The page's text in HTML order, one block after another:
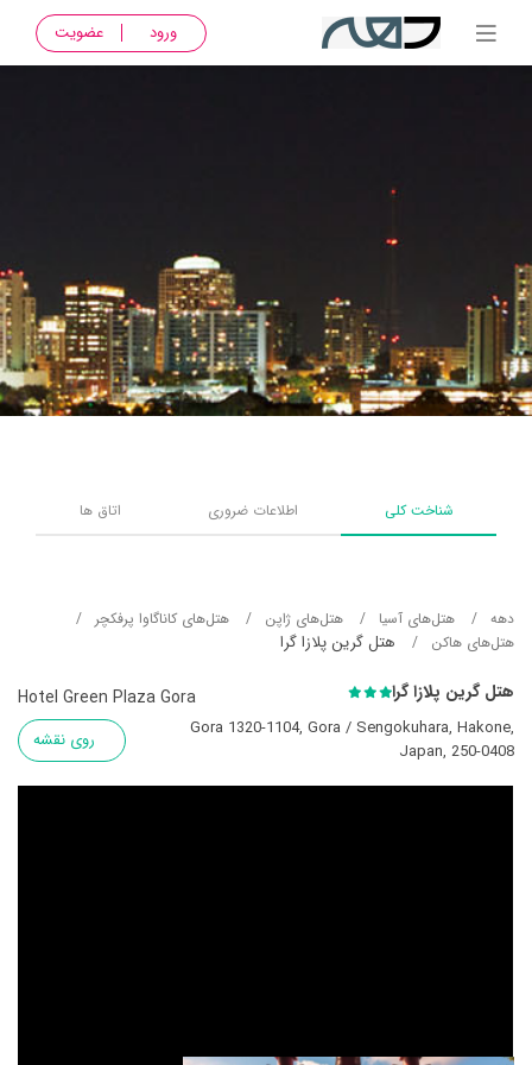
ورود عضویت
شناخت کلی اطلاعات ضروری اتاق ها
دهه هتل‌های آسيا هتل‌های ژاپن
هتل‌های کاناگاوا پرفکچر
هتل‌های هاکن
هتل گرین پلازا گرا
هتل گرین پلازا گرا Hotel Green Plaza Gora
Gora 1320-1104, Gora / Sengokuhara, Hakone,
Japan, 250-0408
روی نقشه